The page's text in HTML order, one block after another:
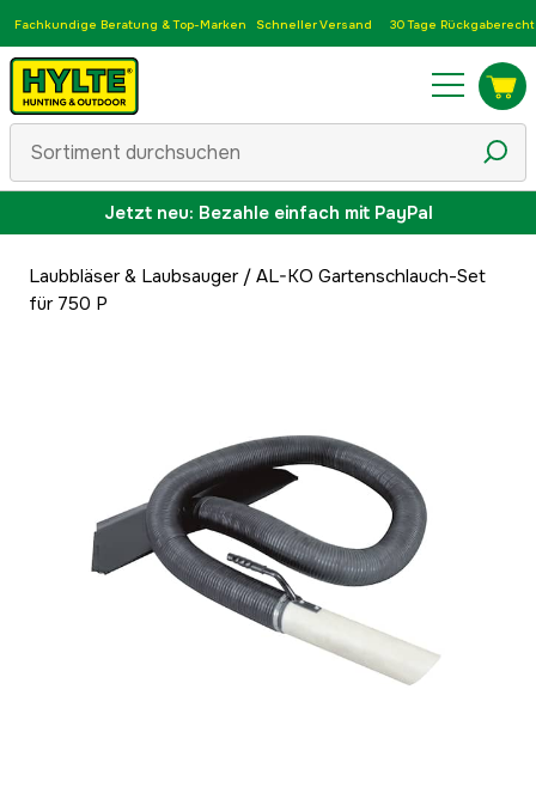
Fachkundige Beratung & Top-Marken Schneller Versand 30 Tage Rückgaberecht
Jetzt neu: Bezahle einfach mit PayPal
Laubbläser & Laubsauger/ AL-KO Gartenschlauch-Set
für 750 P